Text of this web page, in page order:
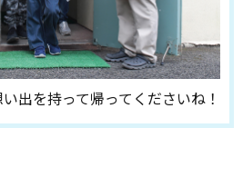
出を持って帰ってくださいね！